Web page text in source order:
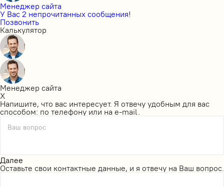
Менеджер сайта
У Вас 2 непрочитанных сообщения!
Позвонить
Калькулятор
Менеджер сайта
X
Напишите, что вас интересует. Я отвечу удобным для вас
способом: по телефону или на e-mail.
Ваш вопрос
Далее
Оставьте свои контактные данные, и я отвечу на Ваш вопрос.